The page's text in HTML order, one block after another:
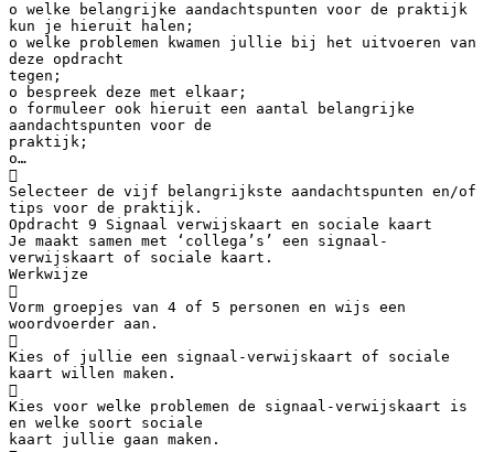
o welke belangrijke aandachtspunten voor de praktijk
kun je hieruit halen;
o welke problemen kwamen jullie bij het uitvoeren van
deze opdracht
tegen;
o bespreek deze met elkaar;
o formuleer ook hieruit een aantal belangrijke
aandachtspunten voor de
praktijk;
o…

Selecteer de vijf belangrijkste aandachtspunten en/of
tips voor de praktijk.
Opdracht 9 Signaal verwijskaart en sociale kaart
Je maakt samen met ‘collega’s’ een signaal-
verwijskaart of sociale kaart.
Werkwijze

Vorm groepjes van 4 of 5 personen en wijs een
woordvoerder aan.

Kies of jullie een signaal-verwijskaart of sociale
kaart willen maken.

Kies voor welke problemen de signaal-verwijskaart is
en welke soort sociale
kaart jullie gaan maken.